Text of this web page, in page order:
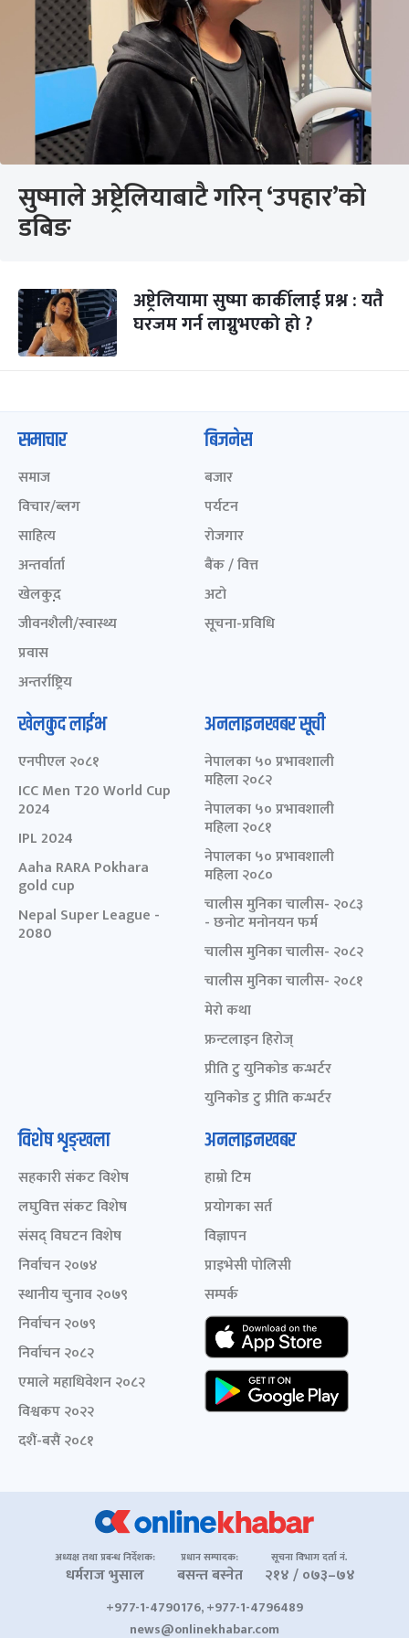
सुष्माले अष्ट्रेलियाबाटै गरिन् ‘उपहार’को
डबिङ
अष्ट्रेलियामा सुष्मा कार्कीलाई प्रश्न : यतै
घरजम गर्न लाग्नुभएको हो ?
समाचार
समाज
विचार/ब्लग
साहित्य
अन्तर्वार्ता
खेलकुद़़
जीवनशैली/स्वास्थ्य
प्रवास
अन्तर्राष्ट्रिय
बिजनेस
बजार
पर्यटन
रोजगार
बैंक / वित्त
अटो
सूचना-प्रविधि
खेलकुद लाईभ
एनपीएल २०८१
ICC Men T20 World Cup
2024
IPL 2024
Aaha RARA Pokhara
gold cup
Nepal Super League -
2080
अनलाइनखबर सूची
नेपालका ५० प्रभावशाली
महिला २०८२
नेपालका ५० प्रभावशाली
महिला २०८१
नेपालका ५० प्रभावशाली
महिला २०८०
चालीस मुनिका चालीस- २०८३
- छनोट मनोनयन फर्म
चालीस मुनिका चालीस- २०८२
चालीस मुनिका चालीस- २०८१
मेरो कथा
फ्रन्टलाइन हिरोज्
प्रीति टु युनिकोड कन्भर्टर
युनिकोड टु प्रीति कन्भर्टर
विशेष शृङ्खला
सहकारी संकट विशेष
लघुवित्त संकट विशेष
संसद् विघटन विशेष
निर्वाचन २०७४
स्थानीय चुनाव २०७९
निर्वाचन २०७९
निर्वाचन २०८२
एमाले महाधिवेशन २०८२
विश्वकप २०२२
दशैं-बसैं २०८१
अनलाइनखबर
हाम्रो टिम
प्रयोगका सर्त
विज्ञापन
प्राइभेसी पोलिसी
सम्पर्क
अध्यक्ष तथा प्रबन्ध निर्देशक:
धर्मराज भुसाल
प्रधान सम्पादक:
बसन्त बस्नेत
सूचना विभाग दर्ता नं.
२१४ / ०७३–७४
+977-1-4790176, +977-1-4796489
news@onlinekhabar.com